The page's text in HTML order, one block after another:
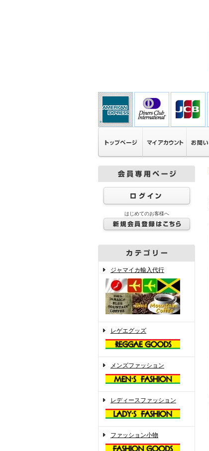
はじめてのお客様へ
ジャマイカ輸入代行
レゲエグッズ
メンズファッション
レディースファッション
ファッション小物